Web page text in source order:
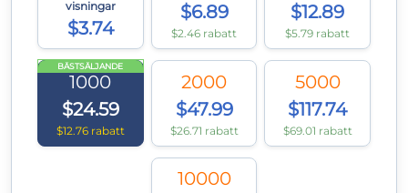
visningar
$3.74
$6.89
$2.46 rabatt
$12.89
$5.79 rabatt
BÄSTSÄLJANDE
1000
$24.59
$12.76 rabatt
2000
$47.99
$26.71 rabatt
5000
$117.74
$69.01 rabatt
10000